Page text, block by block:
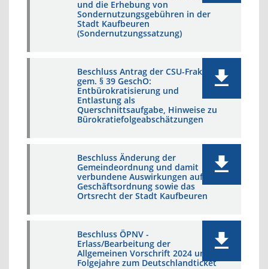
und die Erhebung von
Sondernutzungsgebühren in der
Stadt Kaufbeuren
(Sondernutzungssatzung)
Beschluss Antrag der CSU-Fraktion
gem. § 39 GeschO:
Entbürokratisierung und
Entlastung als
Querschnittsaufgabe, Hinweise zu
Bürokratiefolgeabschätzungen
Beschluss Änderung der
Gemeindeordnung und damit
verbundene Auswirkungen auf die
Geschäftsordnung sowie das
Ortsrecht der Stadt Kaufbeuren
Beschluss ÖPNV -
Erlass/Bearbeitung der
Allgemeinen Vorschrift 2024 und
Folgejahre zum Deutschlandticket